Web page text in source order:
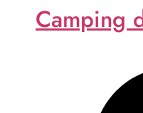
Camping